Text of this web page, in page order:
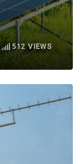
512VIEWS